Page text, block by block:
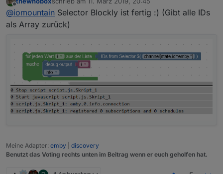
Eine Liste von ID's aus dem Objektbaum mit
Offline zuletzt editiert von
@iomountain Selector Blockly ist fertig :) (Gibt alle IDs
als Array zurück)
Meine Adapter: emby
discovery
Benutzt das Voting rechts unten im Beitrag wenn er euch geholfen hat.